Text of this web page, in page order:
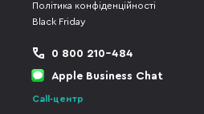
Політика конфіденційності
Black Friday
0 800 210-484
Apple Business Chat
Call-центр